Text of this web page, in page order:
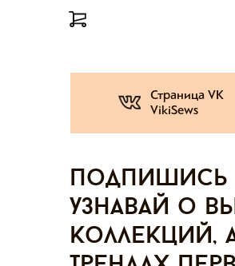
Страница VK
VikiSews
Подпишись
узнавай о
коллекций,